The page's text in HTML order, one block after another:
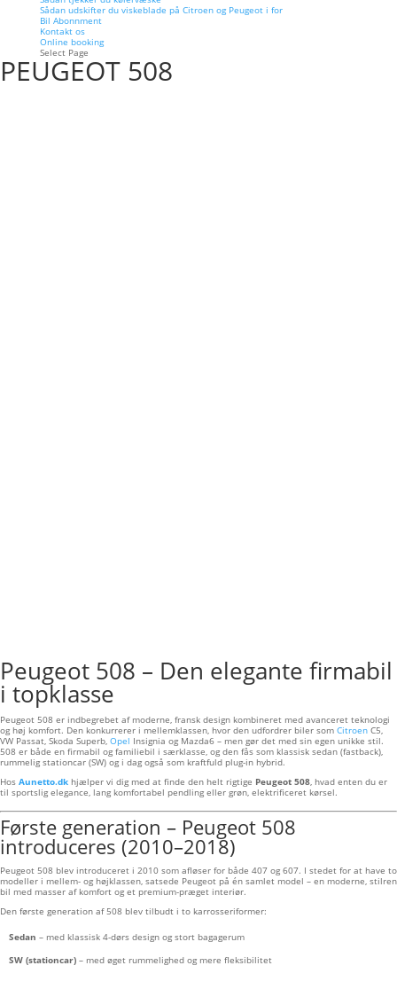
Sådan udskifter du viskeblade på Citroen og Peugeot i for
Bil Abonnment
Kontakt os
Online booking
Select Page
PEUGEOT 508
Peugeot 508 – Den elegante firmabil
i topklasse
Peugeot 508 er indbegrebet af moderne, fransk design kombineret med avanceret teknologi
og høj komfort. Den konkurrerer i mellemklassen, hvor den udfordrer biler som Citroen C5,
VW Passat, Skoda Superb, Opel Insignia og Mazda6 – men gør det med sin egen unikke stil.
508 er både en firmabil og familiebil i særklasse, og den fås som klassisk sedan (fastback),
rummelig stationcar (SW) og i dag også som kraftfuld plug-in hybrid.
Hos Aunetto.dk hjælper vi dig med at finde den helt rigtige Peugeot 508 , hvad enten du er
til sportslig elegance, lang komfortabel pendling eller grøn, elektrificeret kørsel.
Første generation – Peugeot 508
introduceres (2010–2018)
Peugeot 508 blev introduceret i 2010 som afløser for både 407 og 607. I stedet for at have to
modeller i mellem- og højklassen, satsede Peugeot på én samlet model – en moderne, stilren
bil med masser af komfort og et premium-præget interiør.
Den første generation af 508 blev tilbudt i to karrosseriformer:
Sedan – med klassisk 4-dørs design og stort bagagerum
SW (stationcar) – med øget rummelighed og mere fleksibilitet